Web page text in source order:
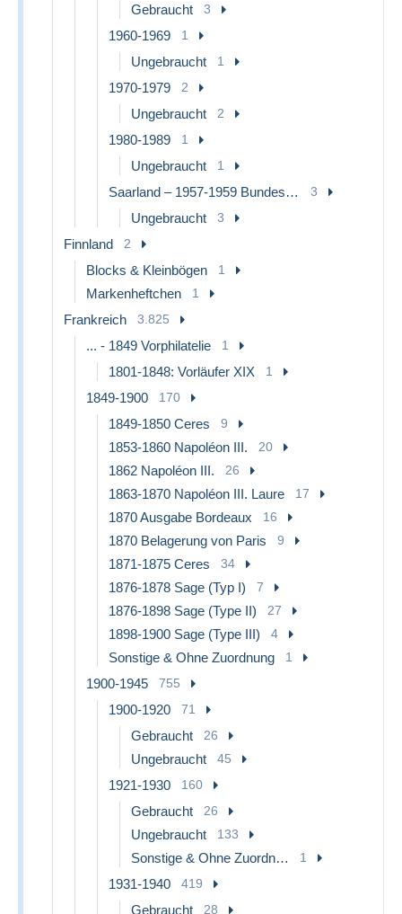
Gebraucht 3
1960-1969 1
Ungebraucht 1
1970-1979 2
Ungebraucht 2
1980-1989 1
Ungebraucht 1
Saarland – 1957-1959 Bundesland 3
Ungebraucht 3
Finnland 2
Blocks & Kleinbögen 1
Markenheftchen 1
Frankreich 3.825
... - 1849 Vorphilatelie 1
1801-1848: Vorläufer XIX 1
1849-1900 170
1849-1850 Ceres 9
1853-1860 Napoléon III. 20
1862 Napoléon III. 26
1863-1870 Napoléon III. Laure 17
1870 Ausgabe Bordeaux 16
1870 Belagerung von Paris 9
1871-1875 Ceres 34
1876-1878 Sage (Typ I) 7
1876-1898 Sage (Type II) 27
1898-1900 Sage (Type III) 4
Sonstige & Ohne Zuordnung 1
1900-1945 755
1900-1920 71
Gebraucht 26
Ungebraucht 45
1921-1930 160
Gebraucht 26
Ungebraucht 133
Sonstige & Ohne Zuordnung 1
1931-1940 419
Gebraucht 28